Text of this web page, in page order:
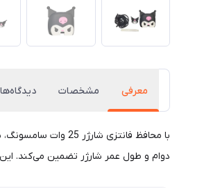
معرفی مشخصات دیدگاه‌ها
با محافظ
دوام و طول عمر شارژر تضمین می‌کند.